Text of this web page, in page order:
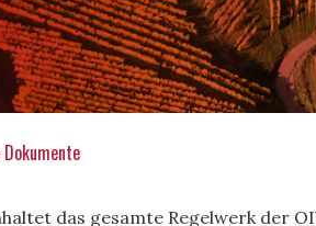
das gesamte Regelwerk der